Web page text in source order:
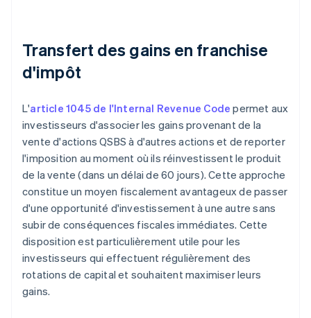
Transfert des gains en franchise
d'impôt
L'article 1045 de l'Internal Revenue Code permet aux
investisseurs d'associer les gains provenant de la
vente d'actions QSBS à d'autres actions et de reporter
l'imposition au moment où ils réinvestissent le produit
de la vente (dans un délai de 60 jours). Cette approche
constitue un moyen fiscalement avantageux de passer
d'une opportunité d'investissement à une autre sans
subir de conséquences fiscales immédiates. Cette
disposition est particulièrement utile pour les
investisseurs qui effectuent régulièrement des
rotations de capital et souhaitent maximiser leurs
gains.